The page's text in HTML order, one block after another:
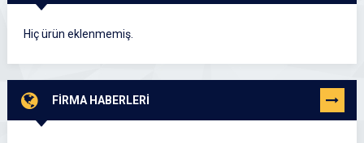
Hiç ürün eklenmemiş.
FİRMA HABERLERİ TÜMÜNÜ